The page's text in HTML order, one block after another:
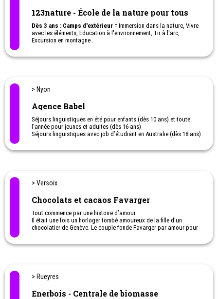
123nature - École de la nature pour tous
Dès 3 ans : Camps d'extérieur = Immersion dans la nature, Vivre
avec les éléments, Education à l'environnement, Tir à l'arc,
Excursion en montagne..
> Nyon
Agence Babel
Séjours linguistiques en été pour enfants (dès 10 ans) et toute
l’année pour jeunes et adultes (dès 16 ans)
Séjours linguistiques avec job d’étudiant en Australie (dès 18 ans)
> Versoix
Chocolats et cacaos Favarger
Tout commence par une histoire d’amour.
Il était une fois un horloger tombé amoureux de la fille d'un
chocolatier de Genève. Le couple fonde Favarger par amour pour
> Rueyres
Enerbois - Centrale de biomasse